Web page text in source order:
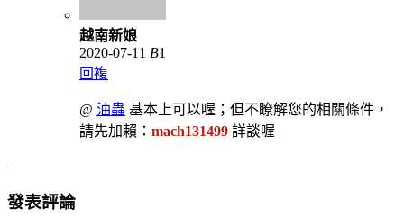
越南新娘
2020-07-11 B1
回複
@ 油蟲 基本上可以喔；但不瞭解您的相關條件，
請先加賴： mach131499 詳談喔
發表評論